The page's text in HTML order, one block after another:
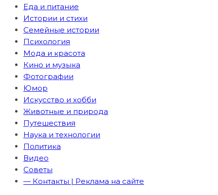
Еда и питание
Истории и стихи
Семейные истории
Психология
Мода и красота
Кино и музыка
Фотографии
Юмор
Искусство и хобби
Животные и природа
Путешествия
Наука и технологии
Политика
Видео
Советы
— Контакты | Реклама на сайте